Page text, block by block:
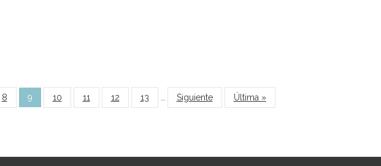
8 9 10 11 12 13 Siguiente Última »